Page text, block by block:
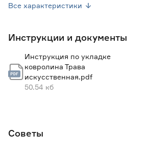
Марка TRAVENA
Страна производства
Вес брутто (кг)
Все характеристики
Инструкции и документы
Инструкция по укладке
ковролина Трава
искусственная.pdf
50.54 кб
Советы